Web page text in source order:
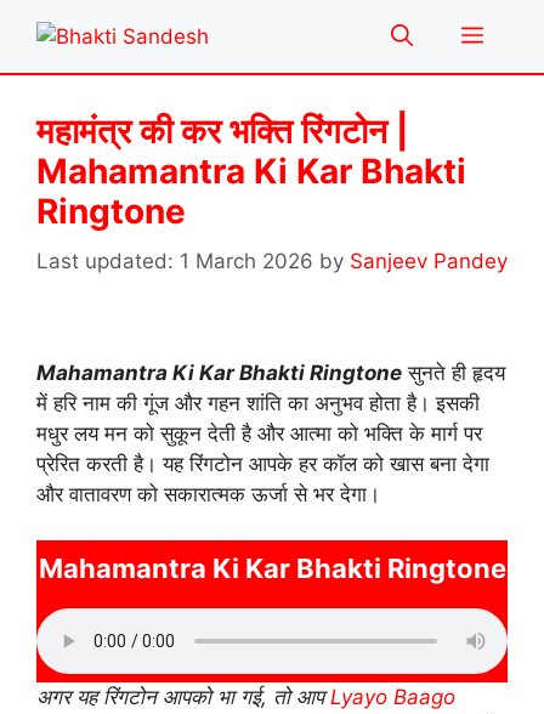
content
Menu
महामंत्र की कर भक्ति रिंगटोन |
Mahamantra Ki Kar Bhakti
Ringtone
1 March 2026 by Sanjeev Pandey
Mahamantra Ki Kar Bhakti Ringtone सुनते ही हृदय
में हरि नाम की गूंज और गहन शांति का अनुभव होता है। इसकी
मधुर लय मन को सुकून देती है और आत्मा को भक्ति के मार्ग पर
प्रेरित करती है। यह रिंगटोन आपके हर कॉल को खास बना देगा
और वातावरण को सकारात्मक ऊर्जा से भर देगा।
Mahamantra Ki Kar Bhakti Ringtone
अगर यह रिंगटोन आपको भा गई, तो आपLyayo Baago